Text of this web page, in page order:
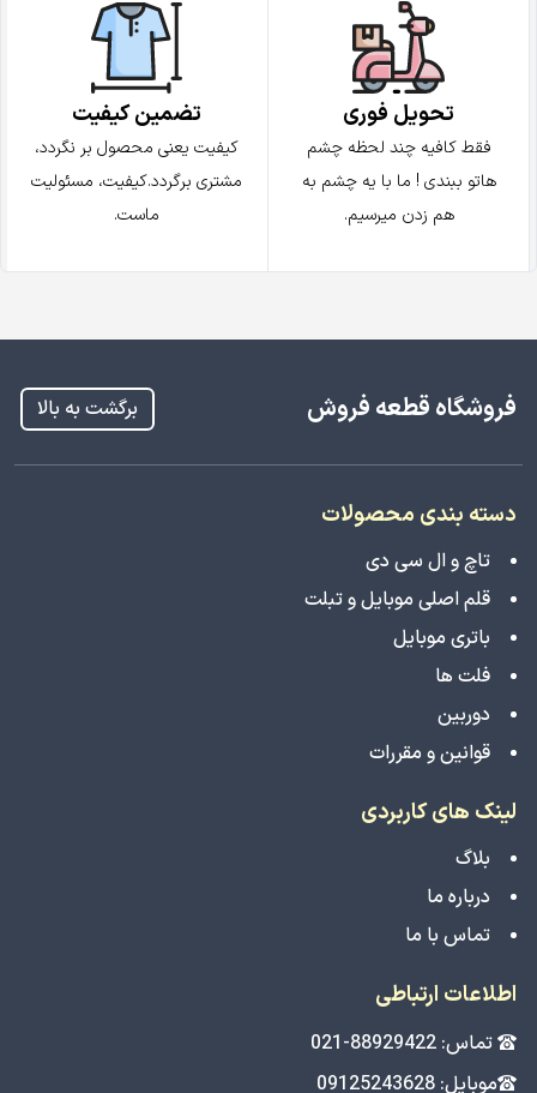
تحویل فوری
فقط کافیه چند لحظه چشم
هاتو ببندی ! ما با یه چشم به
هم زدن میرسیم.
تضمین کیفیت
کیفیت یعنی محصول بر نگردد،
مشتری برگردد.کیفیت، مسئولیت
ماست.
فروشگاه قطعه فروش برگشت به بالا
دسته بندی محصولات
تاچ و ال سی دی
قلم اصلی موبایل و تبلت
باتری موبایل
فلت ها
دوربین
قوانین و مقررات
لینک های کاربردی
بلاگ
درباره ما
تماس با ما
اطلاعات ارتباطی
تماس: 88929422-021
موبایل: 09125243628